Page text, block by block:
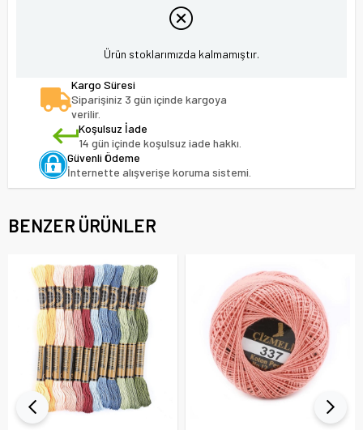
Ürün stoklarımızda kalmamıştır.
Kargo Süresi
Siparişiniz 3 gün içinde kargoya
verilir.
Koşulsuz İade
14 gün içinde koşulsuz iade hakkı.
Güvenli Ödeme
İnternette alışverişe koruma sistemi.
BENZER ÜRÜNLER